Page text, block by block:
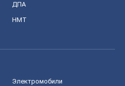
ДПА
НМТ
Электромобили